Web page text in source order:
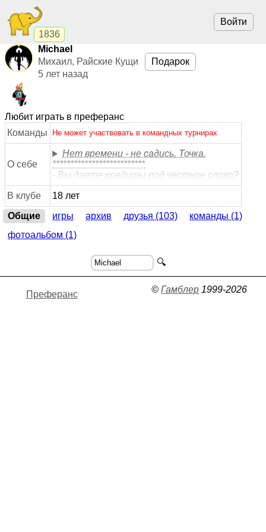
1836
Войти
Michael
Михаил, Райские Кущи
5 лет назад
Подарок
Любит играть в преферанс
Команды
Не может участвовать в командных турнирах
О себе
Нет времени - не садись. Точка.
**************************
- Вы даете кредиты под честное слово?
В клубе
18 лет
Общие
игры архив друзья (103)
команды (1)
фотоальбом (1)
🔍
Преферанс ©Гамблер 1999-2026